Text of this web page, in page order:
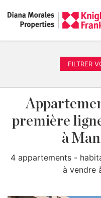
FILTRER
première
à
4 appartements -
à vendre